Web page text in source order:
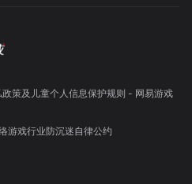
策及儿童个人信息保护规则 - 网易游戏
游戏行业防沉迷自律公约